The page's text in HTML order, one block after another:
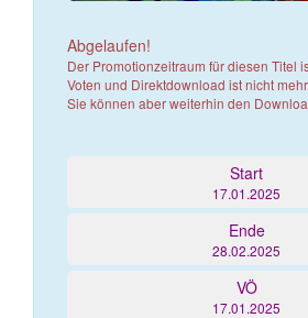
Abgelaufen!
Der Promotionzeitraum für diesen Titel
Voten und Direktdownload ist nicht
Sie können aber weiterhin den
Start
17.01.2025
Ende
28.02.2025
VÖ
17.01.2025